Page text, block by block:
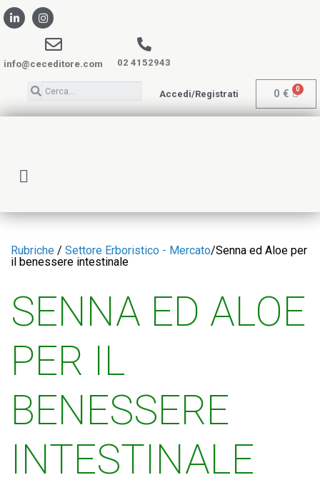
info@ceceditore.com 02 4152943
Accedi/Registrati 0 €
Rubriche / Settore Erboristico - Mercato/Senna ed Aloe per
il benessere intestinale
SENNA ED ALOE
PER IL
BENESSERE
INTESTINALE